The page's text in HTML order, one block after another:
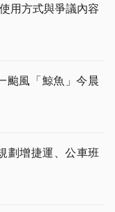
用方式與爭議內容
颱風「鯨魚」今晨
劃增捷運、公車班